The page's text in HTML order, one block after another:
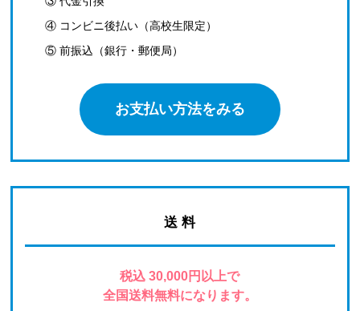
④ コンビニ後払い（高校生限定）
⑤ 前振込（銀行・郵便局）
お支払い方法をみる
送 料
税込 30,000円以上で
全国送料無料になります。